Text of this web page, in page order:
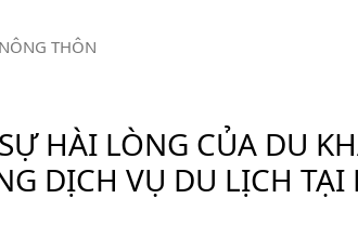
THÔN
HÀI LÒNG CỦA DU
DỊCH VỤ DU LỊCH TẠI